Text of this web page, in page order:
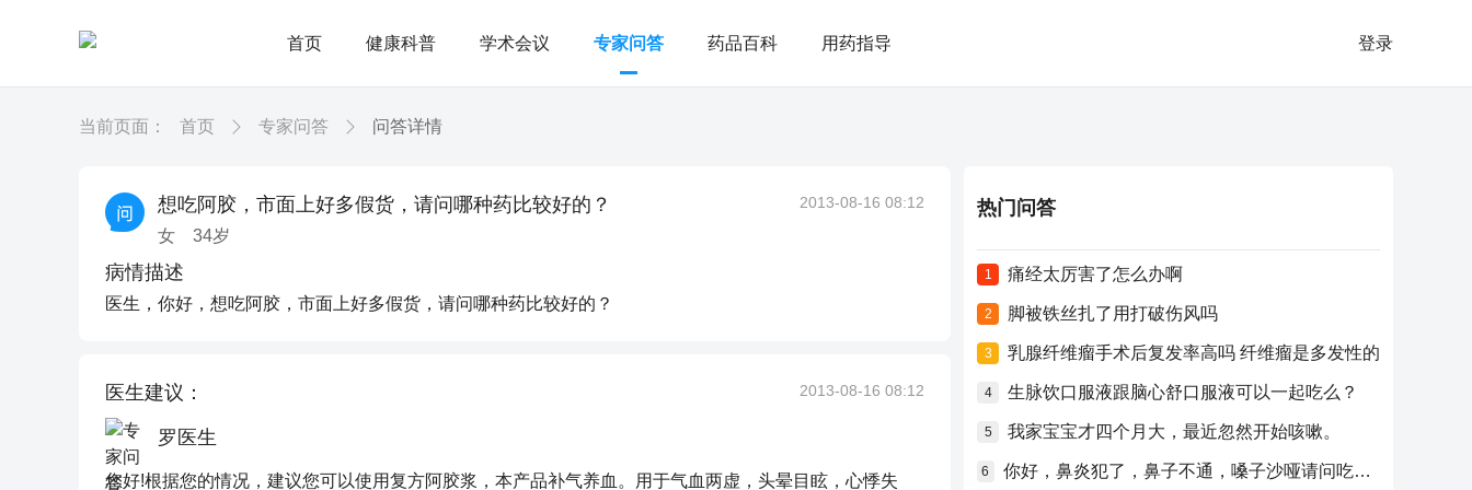
首页 健康科普 学术会议 专家问答 药品百科 用药指导 登录
当前页面： 首页 专家问答 问答详情
想吃阿胶，市面上好多假货，请问哪种药比较好的？
女 34岁
2013-08-16 08:12
病情描述
医生，你好，想吃阿胶，市面上好多假货，请问哪种药比较好的？
医生建议： 2013-08-16 08:12
罗医生
您好!根据您的情况，建议您可以使用复方阿胶浆，本产品补气养血。用于气血两虚，头晕目眩，心悸失
热门问答
1 痛经太厉害了怎么办啊
2 脚被铁丝扎了用打破伤风吗
3 乳腺纤维瘤手术后复发率高吗 纤维瘤是多发性的
4 生脉饮口服液跟脑心舒口服液可以一起吃么？
5 我家宝宝才四个月大，最近忽然开始咳嗽。
6 你好，鼻炎犯了，鼻子不通，嗓子沙哑请问吃什么药比较好？